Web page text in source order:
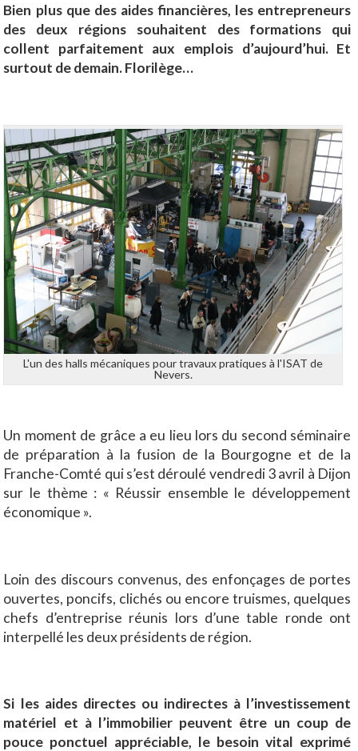
Bien plus que des aides financières, les entrepreneurs
des deux régions souhaitent des formations qui
collent parfaitement aux emplois d’aujourd’hui. Et
surtout de demain. Florilège…
L'un des halls mécaniques pour travaux pratiques à l'ISAT de
Nevers.
Un moment de grâce a eu lieu lors du second séminaire
de préparation à la fusion de la Bourgogne et de la
Franche-Comté qui s’est déroulé vendredi 3 avril à Dijon
sur le thème : « Réussir ensemble le développement
économique ».
Loin des discours convenus, des enfonçages de portes
ouvertes, poncifs, clichés ou encore truismes, quelques
chefs d’entreprise réunis lors d’une table ronde ont
interpellé les deux présidents de région.
Si les aides directes ou indirectes à l’investissement
matériel et à l’immobilier peuvent être un coup de
pouce ponctuel appréciable, le besoin vital exprimé